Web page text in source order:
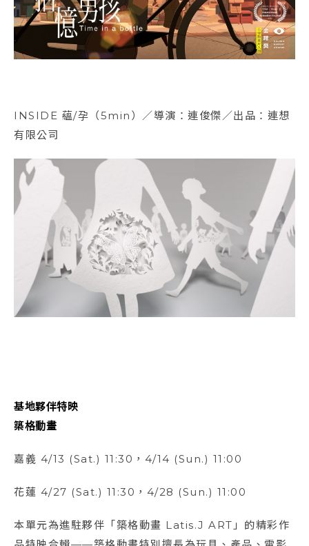
INSIDE 蘊/孕（5min）／導演：連俊傑／出品：連想
有限公司
基地夥伴特映
築格動畫
嘉義 4/13 (Sat.) 11:30，4/14 (Sun.) 11:00
花蓮 4/27 (Sat.) 11:30，4/28 (Sun.) 11:00
本單元為進駐夥伴「築格動畫 Latis.J ART」的精彩作